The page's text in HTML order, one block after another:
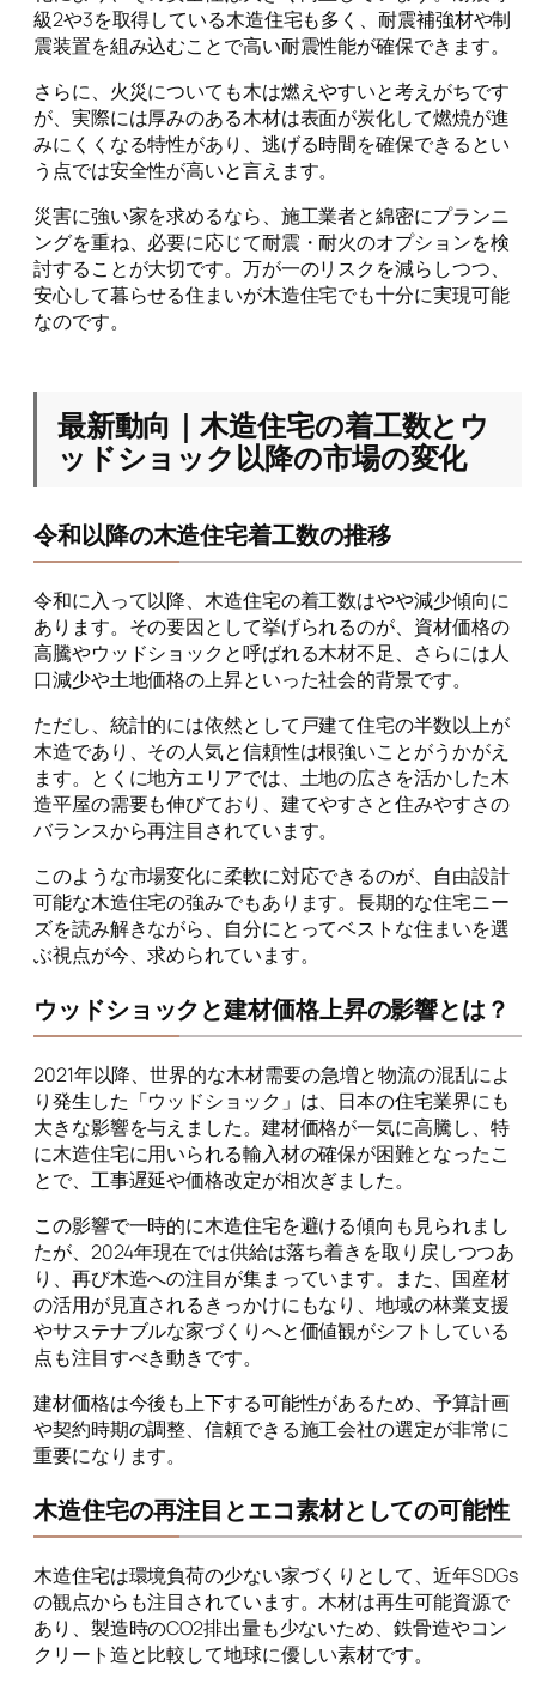
級2や3を取得している木造住宅も多く、耐震補強材や制
震装置を組み込むことで高い耐震性能が確保できます。
さらに、火災についても木は燃えやすいと考えがちです
が、実際には厚みのある木材は表面が炭化して燃焼が進
みにくくなる特性があり、逃げる時間を確保できるとい
う点では安全性が高いと言えます。
災害に強い家を求めるなら、施工業者と綿密にプランニ
ングを重ね、必要に応じて耐震・耐火のオプションを検
討することが大切です。万が一のリスクを減らしつつ、
安心して暮らせる住まいが木造住宅でも十分に実現可能
なのです。
最新動向｜木造住宅の着工数とウ
ッドショック以降の市場の変化
令和以降の木造住宅着工数の推移
令和に入って以降、木造住宅の着工数はやや減少傾向に
あります。その要因として挙げられるのが、資材価格の
高騰やウッドショックと呼ばれる木材不足、さらには人
口減少や土地価格の上昇といった社会的背景です。
ただし、統計的には依然として戸建て住宅の半数以上が
木造であり、その人気と信頼性は根強いことがうかがえ
ます。とくに地方エリアでは、土地の広さを活かした木
造平屋の需要も伸びており、建てやすさと住みやすさの
バランスから再注目されています。
このような市場変化に柔軟に対応できるのが、自由設計
可能な木造住宅の強みでもあります。長期的な住宅ニー
ズを読み解きながら、自分にとってベストな住まいを選
ぶ視点が今、求められています。
ウッドショックと建材価格上昇の影響とは？
2021年以降、世界的な木材需要の急増と物流の混乱によ
り発生した「ウッドショック」は、日本の住宅業界にも
大きな影響を与えました。建材価格が一気に高騰し、特
に木造住宅に用いられる輸入材の確保が困難となったこ
とで、工事遅延や価格改定が相次ぎました。
この影響で一時的に木造住宅を避ける傾向も見られまし
たが、2024年現在では供給は落ち着きを取り戻しつつあ
り、再び木造への注目が集まっています。また、国産材
の活用が見直されるきっかけにもなり、地域の林業支援
やサステナブルな家づくりへと価値観がシフトしている
点も注目すべき動きです。
建材価格は今後も上下する可能性があるため、予算計画
や契約時期の調整、信頼できる施工会社の選定が非常に
重要になります。
木造住宅の再注目とエコ素材としての可能性
木造住宅は環境負荷の少ない家づくりとして、近年SDGs
の観点からも注目されています。木材は再生可能資源で
あり、製造時のCO2排出量も少ないため、鉄骨造やコン
クリート造と比較して地球に優しい素材です。